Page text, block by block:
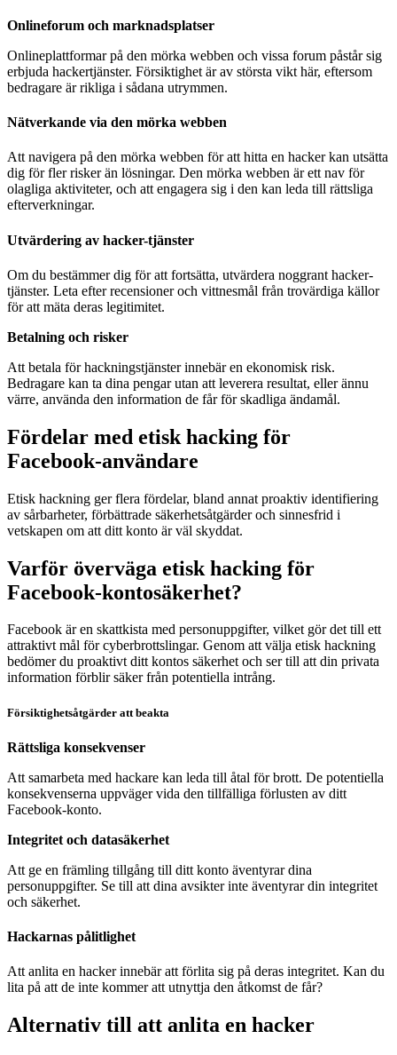
Onlineforum och marknadsplatser
Onlineplattformar på den mörka webben och vissa forum påstår sig
erbjuda hackertjänster. Försiktighet är av största vikt här, eftersom
bedragare är rikliga i sådana utrymmen.
Nätverkande via den mörka webben
Att navigera på den mörka webben för att hitta en hacker kan utsätta
dig för fler risker än lösningar. Den mörka webben är ett nav för
olagliga aktiviteter, och att engagera sig i den kan leda till rättsliga
efterverkningar.
Utvärdering av hacker-tjänster
Om du bestämmer dig för att fortsätta, utvärdera noggrant hacker-
tjänster. Leta efter recensioner och vittnesmål från trovärdiga källor
för att mäta deras legitimitet.
Betalning och risker
Att betala för hackningstjänster innebär en ekonomisk risk.
Bedragare kan ta dina pengar utan att leverera resultat, eller ännu
värre, använda den information de får för skadliga ändamål.
Fördelar med etisk hacking för
Facebook-användare
Etisk hackning ger flera fördelar, bland annat proaktiv identifiering
av sårbarheter, förbättrade säkerhetsåtgärder och sinnesfrid i
vetskapen om att ditt konto är väl skyddat.
Varför överväga etisk hacking för
Facebook-kontosäkerhet?
Facebook är en skattkista med personuppgifter, vilket gör det till ett
attraktivt mål för cyberbrottslingar. Genom att välja etisk hackning
bedömer du proaktivt ditt kontos säkerhet och ser till att din privata
information förblir säker från potentiella intrång.
Försiktighetsåtgärder att beakta
Rättsliga konsekvenser
Att samarbeta med hackare kan leda till åtal för brott. De potentiella
konsekvenserna uppväger vida den tillfälliga förlusten av ditt
Facebook-konto.
Integritet och datasäkerhet
Att ge en främling tillgång till ditt konto äventyrar dina
personuppgifter. Se till att dina avsikter inte äventyrar din integritet
och säkerhet.
Hackarnas pålitlighet
Att anlita en hacker innebär att förlita sig på deras integritet. Kan du
lita på att de inte kommer att utnyttja den åtkomst de får?
Alternativ till att anlita en hacker